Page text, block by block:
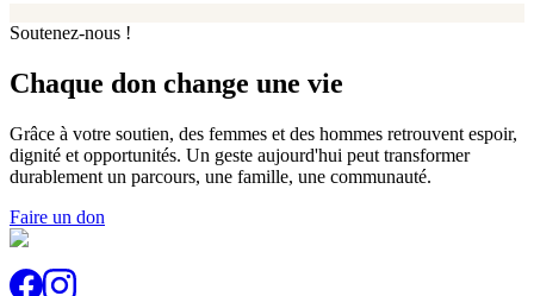
Soutenez-nous !
Chaque don change une vie
Grâce à votre soutien, des femmes et des hommes retrouvent espoir,
dignité et opportunités. Un geste aujourd'hui peut transformer
durablement un parcours, une famille, une communauté.
Faire un don